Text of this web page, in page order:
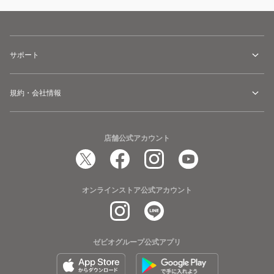
サポート
規約・会社情報
店舗公式アカウント
オンラインストア公式アカウント
ゼビオグループ公式アプリ